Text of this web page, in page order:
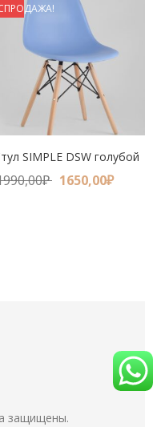
SIMPLE DSW голубой
₽ 1650,00₽
защищены.